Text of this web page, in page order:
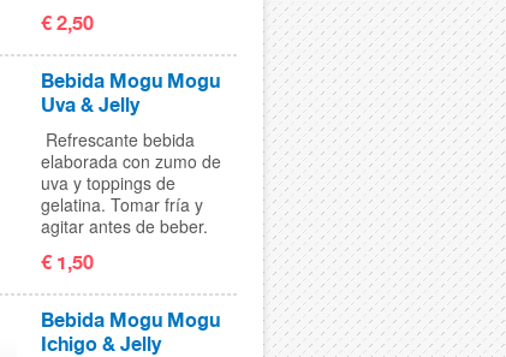
€ 2,50
Bebida Mogu Mogu
Uva & Jelly
Refrescante bebida
elaborada con zumo de
uva y toppings de
gelatina. Tomar fría y
agitar antes de beber.
€ 1,50
Bebida Mogu Mogu
Ichigo & Jelly